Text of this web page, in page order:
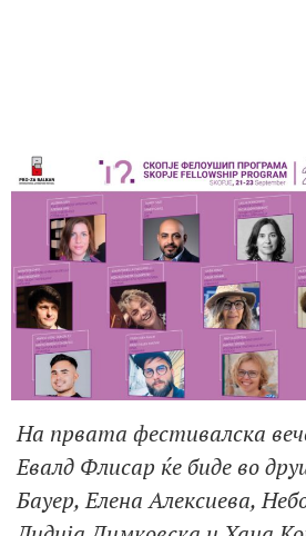
На првата фестивалска
Евалд Флисар ќе биде во
Бауер, ЕленаАлексиева,